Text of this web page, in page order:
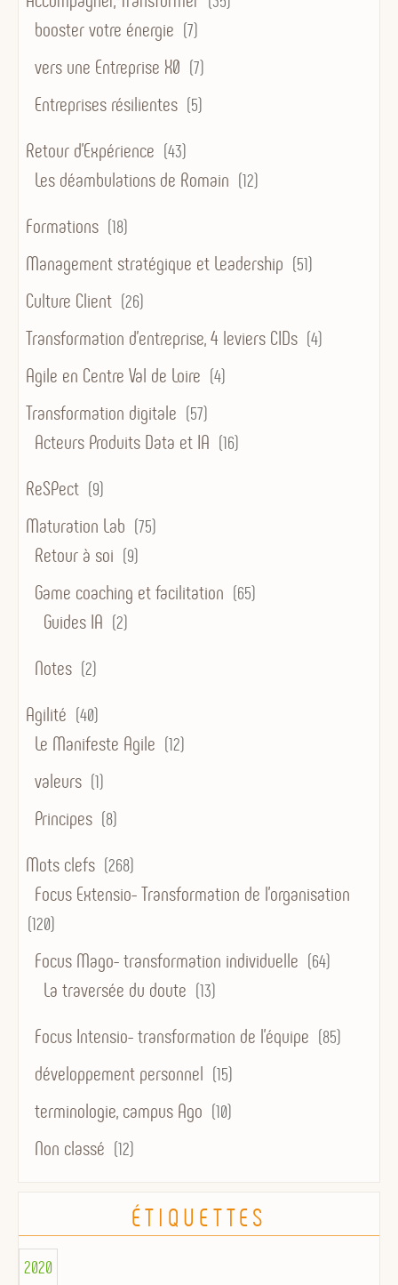
booster votre énergie (7)
vers une Entreprise X0 (7)
Entreprises résilientes (5)
Retour d'Expérience (43)
Les déambulations de Romain (12)
Formations (18)
Management stratégique et Leadership (51)
Culture Client (26)
Transformation d’entreprise, 4 leviers CIDs (4)
Agile en Centre Val de Loire (4)
Transformation digitale (57)
Acteurs Produits Data et IA (16)
ReSPect (9)
Maturation Lab (75)
Retour à soi (9)
Game coaching et facilitation (65)
Guides IA (2)
Notes (2)
Agilité (40)
Le Manifeste Agile (12)
valeurs (1)
Principes (8)
Mots clefs (268)
Focus Extensio- Transformation de l'organisation
(120)
Focus Mago- transformation individuelle (64)
La traversée du doute (13)
Focus Intensio- transformation de l'équipe (85)
développement personnel (15)
terminologie, campus Ago (10)
Non classé (12)
ÉTIQUETTES
2020